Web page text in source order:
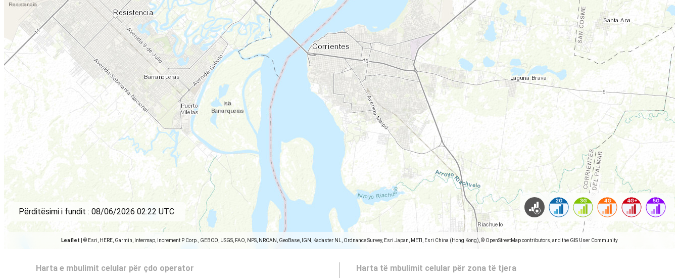
Leaflet © Esri, HERE, Garmin, Intermap, increment P Corp., GEBCO, USGS, FAO, NPS, NRCAN, GeoBase, IGN, Kadaster NL, Ordnance Survey, Esri Japan, METI, Esri China (Hong Kong), © OpenStreetMap contributors, and the GIS User Community
Përditësimi i fundit : 08/06/2026 02:22 UTC
Harta e mbulimit celular për çdo operator
Harta të mbulimit celular për zona të tjera